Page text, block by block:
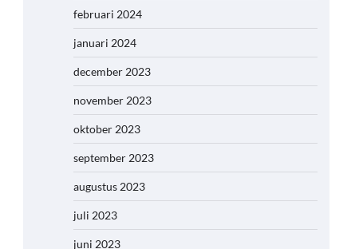
februari 2024
januari 2024
december 2023
november 2023
oktober 2023
september 2023
augustus 2023
juli 2023
juni 2023